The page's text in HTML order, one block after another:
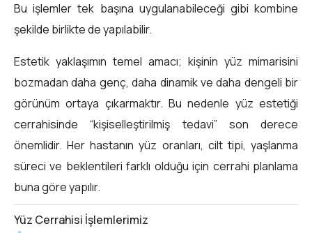
Bu işlemler tek başına uygulanabileceği gibi kombine
şekilde birlikte de yapılabilir.
Estetik yaklaşımın temel amacı; kişinin yüz mimarisini
bozmadan daha genç, daha dinamik ve daha dengeli bir
görünüm ortaya çıkarmaktır. Bu nedenle yüz estetiği
cerrahisinde “kişiselleştirilmiş tedavi” son derece
önemlidir. Her hastanın yüz oranları, cilt tipi, yaşlanma
süreci ve beklentileri farklı olduğu için cerrahi planlama
buna göre yapılır.
Yüz Cerrahisi İşlemlerimiz